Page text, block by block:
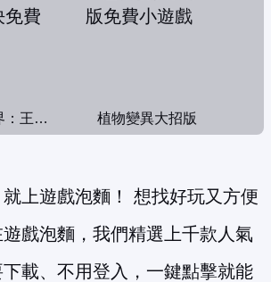
寶可夢世界：王者對決 植物變異大招版
上遊戲泡麵！ 想找好玩又方便
戲泡麵，我們精選上千款人氣
載、不用登入，一鍵點擊就能